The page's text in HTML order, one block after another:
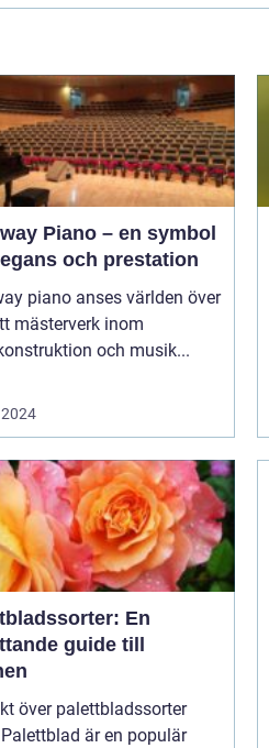
Piano – en symbol
och prestation
piano anses världen över
mästerverk inom
och musik...
En
guide till
över palettbladssorter